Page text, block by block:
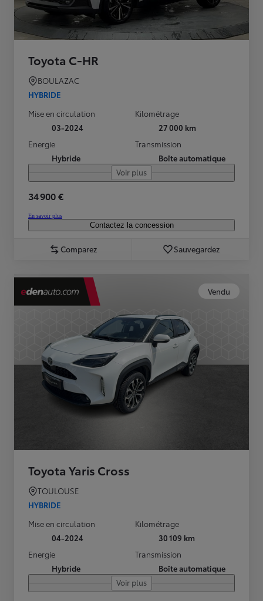
Toyota C-HR
BOULAZAC
HYBRIDE
Mise en circulation
03-2024
Kilométrage
27 000 km
Energie
Hybride
Transmission
Boîte automatique
Voir plus
34 900 €
En savoir plus
Contactez la concession
Comparez Sauvegardez
Vendu
Toyota Yaris Cross
TOULOUSE
HYBRIDE
Mise en circulation
04-2024
Kilométrage
30 109 km
Energie
Hybride
Transmission
Boîte automatique
Voir plus